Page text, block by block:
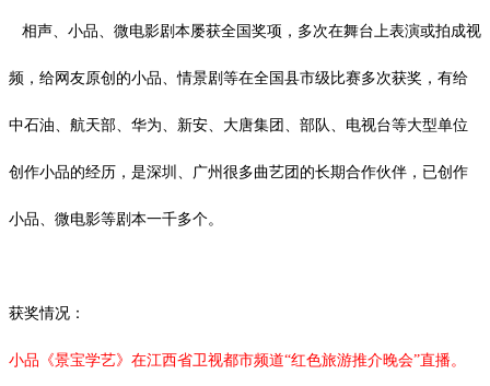
相声、小品、微电影剧本屡获全国奖项，多次在舞台上表演或拍成视
频，给网友原创的小品、情景剧等在全国县市级比赛多次获奖，有给
中石油、航天部、华为、新安、大唐集团、部队、电视台等大型单位
创作小品的经历，是深圳、广州很多曲艺团的长期合作伙伴，已创作
小品、微电影等剧本一千多个。
获奖情况：
小品《景宝学艺》在江西省卫视都市频道“红色旅游推介晚会”直播。